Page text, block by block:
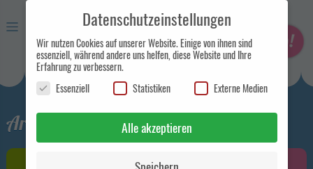
Handelsunternehmen in Berlin
Archiv für Januar 2020
Datenschutzeinstellungen
Wir nutzen Cookies auf unserer Website. Einige von ihnen sind
essenziell, während andere uns helfen, diese Website und Ihre
Erfahrung zu verbessern.
Essenziell
Statistiken Externe Medien
Alle akzeptieren